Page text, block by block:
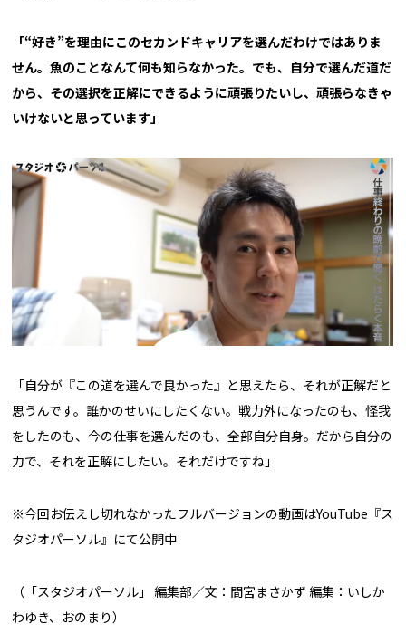
「“好き”を理由にこのセカンドキャリアを選んだわけではありま
せん。魚のことなんて何も知らなかった。でも、自分で選んだ道だ
から、その選択を正解にできるように頑張りたいし、頑張らなきゃ
いけないと思っています」
「自分が『この道を選んで良かった』と思えたら、それが正解だと
思うんです。誰かのせいにしたくない。戦力外になったのも、怪我
をしたのも、今の仕事を選んだのも、全部自分自身。だから自分の
力で、それを正解にしたい。それだけですね」
※今回お伝えし切れなかったフルバージョンの動画はYouTube『ス
タジオパーソル』にて公開中
（「スタジオパーソル」 編集部／文：間宮まさかず 編集：いしか
わゆき、おのまり）